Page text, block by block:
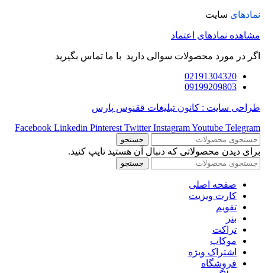
نمادهای سایت
مشاهده نمادهای اعتماد
اگر در مورد محصولات سوالی دارید با ما تماس بگیرید
02191304320
09199209803
طراحی سایت : کانون تبلیغات ققنوس پارس
Facebook Linkedin Pinterest Twitter InstagramYoutube Telegram
جستجو
برای دیدن محصولاتی که دنبال آن هستید تایپ کنید.
جستجو
صفحه اصلی
کارت ویزیت
تقویم
بنر
تراکت
موکاپ
اشتراک ویژه
فروشگاه